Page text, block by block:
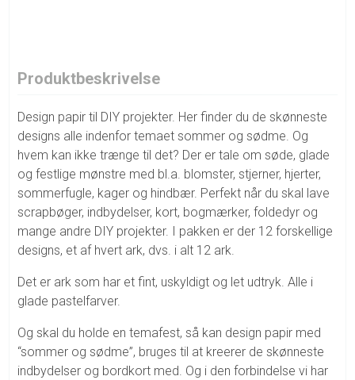
Produktbeskrivelse
Design papir til DIY projekter. Her finder du de skønneste
designs alle indenfor temaet sommer og sødme. Og
hvem kan ikke trænge til det? Der er tale om søde, glade
og festlige mønstre med bl.a. blomster, stjerner, hjerter,
sommerfugle, kager og hindbær. Perfekt når du skal lave
scrapbøger, indbydelser, kort, bogmærker, foldedyr og
mange andre DIY projekter. I pakken er der 12 forskellige
designs, et af hvert ark, dvs. i alt 12 ark.
Det er ark som har et fint, uskyldigt og let udtryk. Alle i
glade pastelfarver.
Og skal du holde en temafest, så kan design papir med
“sommer og sødme”, bruges til at kreerer de skønneste
indbydelser og bordkort med. Og i den forbindelse vi har